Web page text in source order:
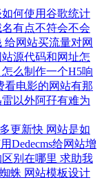
何使用谷歌统计
有点不符会不会
给网站买流量对网
源代码和网址怎
怎么制作一个H5响
看电影的网站有那
以外阿孖有难为
更新快 网站是如
Dedecms给网站增
别在哪里 求助我
蛛 网站模板设计